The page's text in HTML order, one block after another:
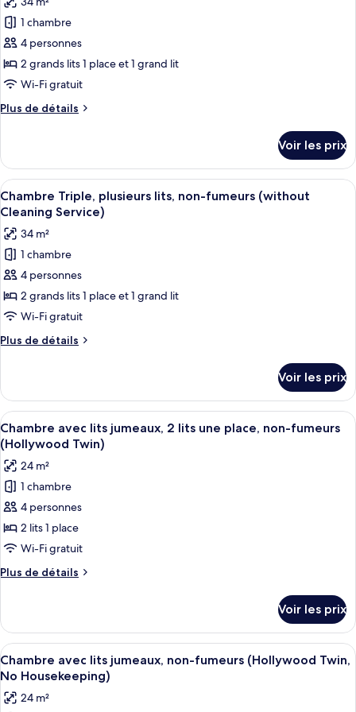
hotel,
No
cleaning)
Chambre
(Room
Selected
by
hotel,
No
cleaning)
les
photos
pour
ce
type
chambre :
plusieurs
lits,
non-
fumeurs
1 chambre
4 personnes
2 grands lits 1 place et 1 grand lit
Wi-Fi gratuit
Plus de détails
Plus
le
type
de
chambre
Chambre
Triple,
plusieurs
lits,
non-
fumeurs
Voir les prix
Afficher
toutes
les
photos
pour
ce
type
de
chambre :
Chambre
plusieurs
lits,
non-
fumeurs
(without
Cleaning
Service)
Une chambre d’hôtel avec deux lits,
9
Chambre Triple, plusieurs lits, non-fumeurs (without
Cleaning Service)
34 m²
1 chambre
4 personnes
2 grands lits 1 place et 1 grand lit
Wi-Fi gratuit
Plus de détails
Plus
le
type
de
chambre
Chambre
Triple,
plusieurs
lits,
non-
fumeurs
Cleaning
Service)
Voir les prix
Afficher
toutes
les
photos
pour
ce
type
de
chambre :
Chambre
lits
jumeaux,
2
lits
une
Une chambre d’hôtel avec deux lits,
7
Chambre avec lits jumeaux, 2 lits une place, non-fumeurs
(Hollywood Twin)
24 m²
1 chambre
4 personnes
2 lits 1 place
Wi-Fi gratuit
Plus de détails
Plus
le
type
de
chambre
avec
Voir les prix
Afficher
toutes
les
photos
Une chambre d’hôtel avec deux lits,
7
Chambre avec lits jumeaux, non-fumeurs (Hollywood Twin,
No Housekeeping)
24 m²